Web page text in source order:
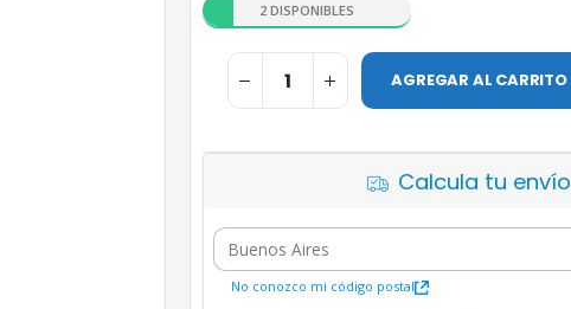
2 DISPONIBLES
AGREGAR AL CARRITO
Calcula tu envío
No conozco mi código postal